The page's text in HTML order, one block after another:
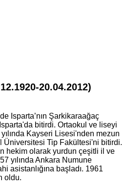
20.04.2012)
Isparta’nın Şarkikaraağaç
bitirdi. Ortaokul ve liseyi
yılında Kayseri Lisesi'nden mezun
Üniversitesi Tip Fakültesi'ni bitirdi.
hekim olarak yurdun çeşitli il ve
yılında Ankara Numune
asistanlığına başladı. 1961
oldu.